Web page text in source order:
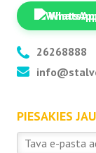
26268888
PIESAKIES